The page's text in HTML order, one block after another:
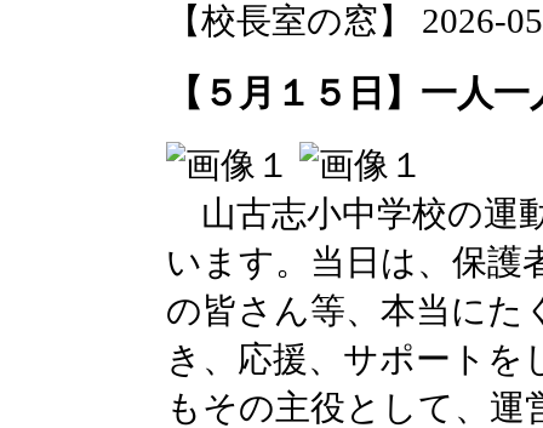
【校長室の窓】 2026-
【５月１５日】一人
山古志小中学校の運
います。当日は、保護
の皆さん等、本当にた
き、応援、サポート
もその主役として、運